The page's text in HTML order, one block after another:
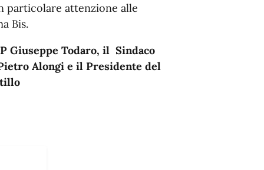
particolare attenzione alle
Bis.
Giuseppe Todaro, il Sindaco
Alongi e il Presidente del